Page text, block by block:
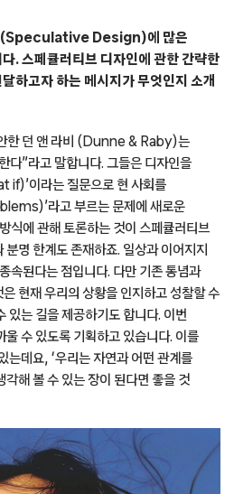
(Speculative Design)에 많은
. 스페큘러티브 디자인에 관한 간략한
하고자 하는 메시지가 무엇인지 소개
한 던 앤 라비 (Dunne & Raby)는
다”라고 말합니다. 그들은 디자인을
if)’이라는 질문으로 현 사회를
라고 부르는 문제에 새로운
식에 관해 토론하는 것이 스페큘러티브
명 한계도 존재하죠. 일상과 이어지지
속된다는 점입니다. 다만 기존 통념과
현재 우리의 상황을 인지하고 성찰할 수
있는 길을 제공하기도 합니다. 이번
울 수 있도록 기획하고 있습니다. 이를
는데요, ‘우리는 자연과 어떤 관계를
각해 볼 수 있는 장이 된다면 좋을 것